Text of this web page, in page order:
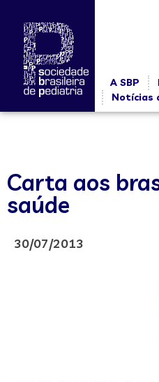
A SBP
Notícias
Carta aos
saúde
30/07/2013